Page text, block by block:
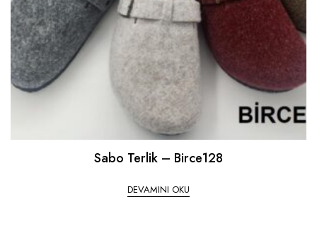
Sabo Terlik – Birce128
DEVAMINI OKU